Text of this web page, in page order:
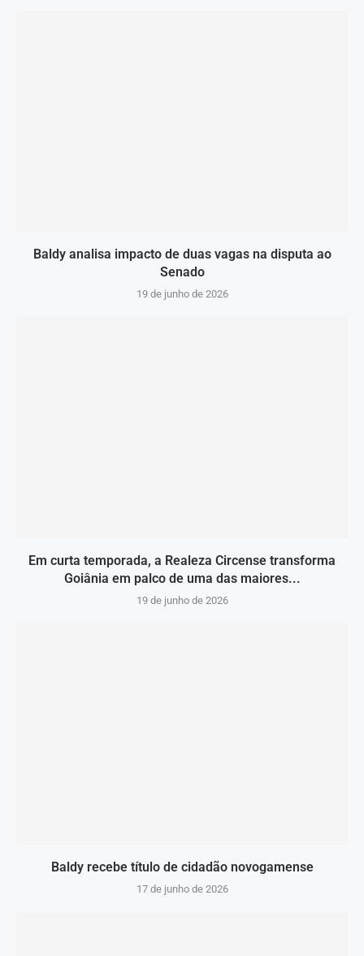
Baldy analisa impacto de duas vagas na disputa ao
Senado
19 de junho de 2026
Em curta temporada, a Realeza Circense transforma
Goiânia em palco de uma das maiores...
19 de junho de 2026
Baldy recebe título de cidadão novogamense
17 de junho de 2026